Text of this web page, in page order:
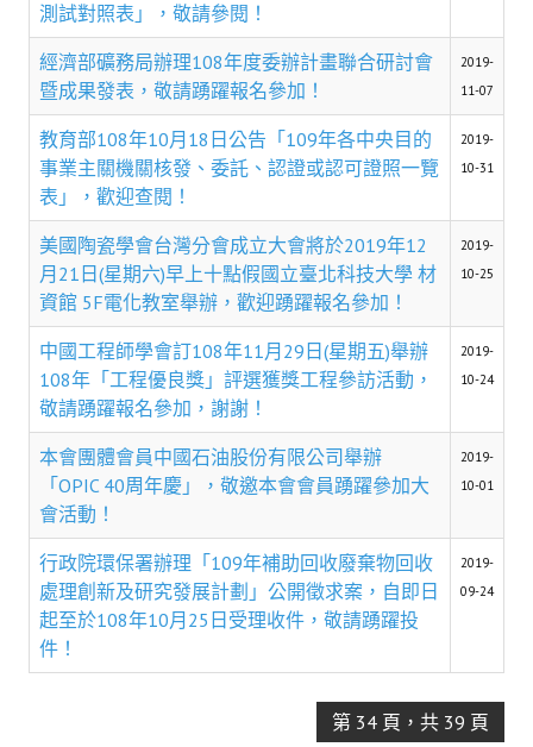
現任學會職員錄
重要章則
論文評選辦法
學生獎勵金申請辦法
盧善棟獎學金評選辦法
鑛冶期刊徵稿
鑛冶論文獎初選作業細則
鑛冶論文獎複審作業細則
獎章委員會簡則
傑出服務貢獻獎設置辦法
場地租借管理辦法
學會章程
會員代表選舉辦法
追憶盧善棟前理事長
測試對照表」，敬請參閱！
經濟部礦務局辦理108年度委辦計畫聯合研討會
暨成果發表，敬請踴躍報名參加！
2019-
11-07
教育部108年10月18日公告「109年各中央目的
事業主關機關核發、委託、認證或認可證照一覽
表」，歡迎查閱！
2019-
10-31
美國陶瓷學會台灣分會成立大會將於2019年12
月21日(星期六)早上十點假國立臺北科技大學 材
資館 5F電化教室舉辦，歡迎踴躍報名參加！
2019-
10-25
中國工程師學會訂108年11月29日(星期五)舉辦
108年「工程優良獎」評選獲獎工程參訪活動，
敬請踴躍報名參加，謝謝！
2019-
10-24
本會團體會員中國石油股份有限公司舉辦
「OPIC 40周年慶」，敬邀本會會員踴躍參加大
會活動！
2019-
10-01
行政院環保署辦理「109年補助回收廢棄物回收
處理創新及研究發展計劃」公開徵求案，自即日
起至於108年10月25日受理收件，敬請踴躍投
件！
2019-
09-24
第 34 頁，共 39 頁